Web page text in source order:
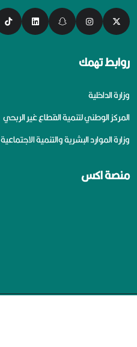
روابط تهمك
وزارة الداخلية
المركز الوطني لتنمية القطاع غير الربحي
وزارة الموارد البشرية والتنمية الاجتماعية
منصة اكس